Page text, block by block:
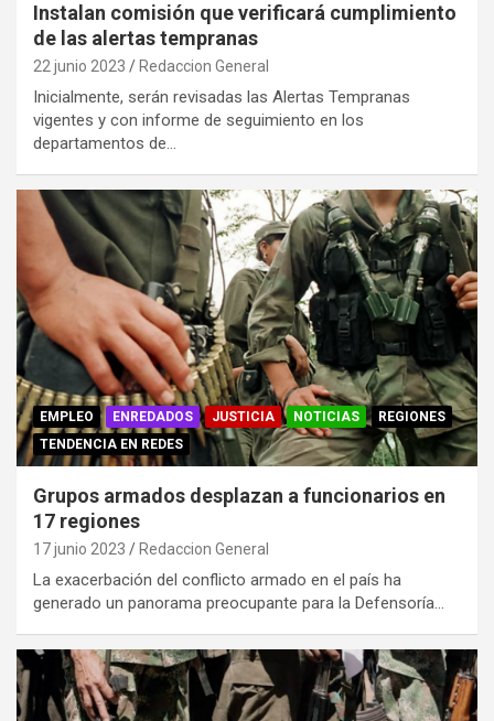
Instalan comisión que verificará cumplimiento
de las alertas tempranas
22 junio 2023 Redaccion General
Inicialmente, serán revisadas las Alertas Tempranas
vigentes y con informe de seguimiento en los
departamentos de…
EMPLEO ENREDADOS JUSTICIA NOTICIAS
REGIONES
TENDENCIA EN REDES
Grupos armados desplazan a funcionarios en
17 regiones
17 junio 2023 Redaccion General
La exacerbación del conflicto armado en el país ha
generado un panorama preocupante para la Defensoría…